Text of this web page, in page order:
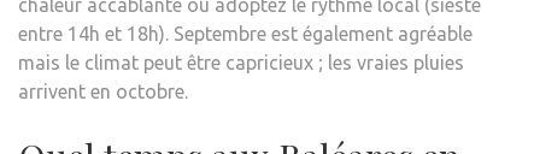
chaleur accablante ou adoptez le rythme local (sieste
entre 14h et 18h). Septembre est également agréable
mais le climat peut être capricieux ; les vraies pluies
arrivent en octobre.